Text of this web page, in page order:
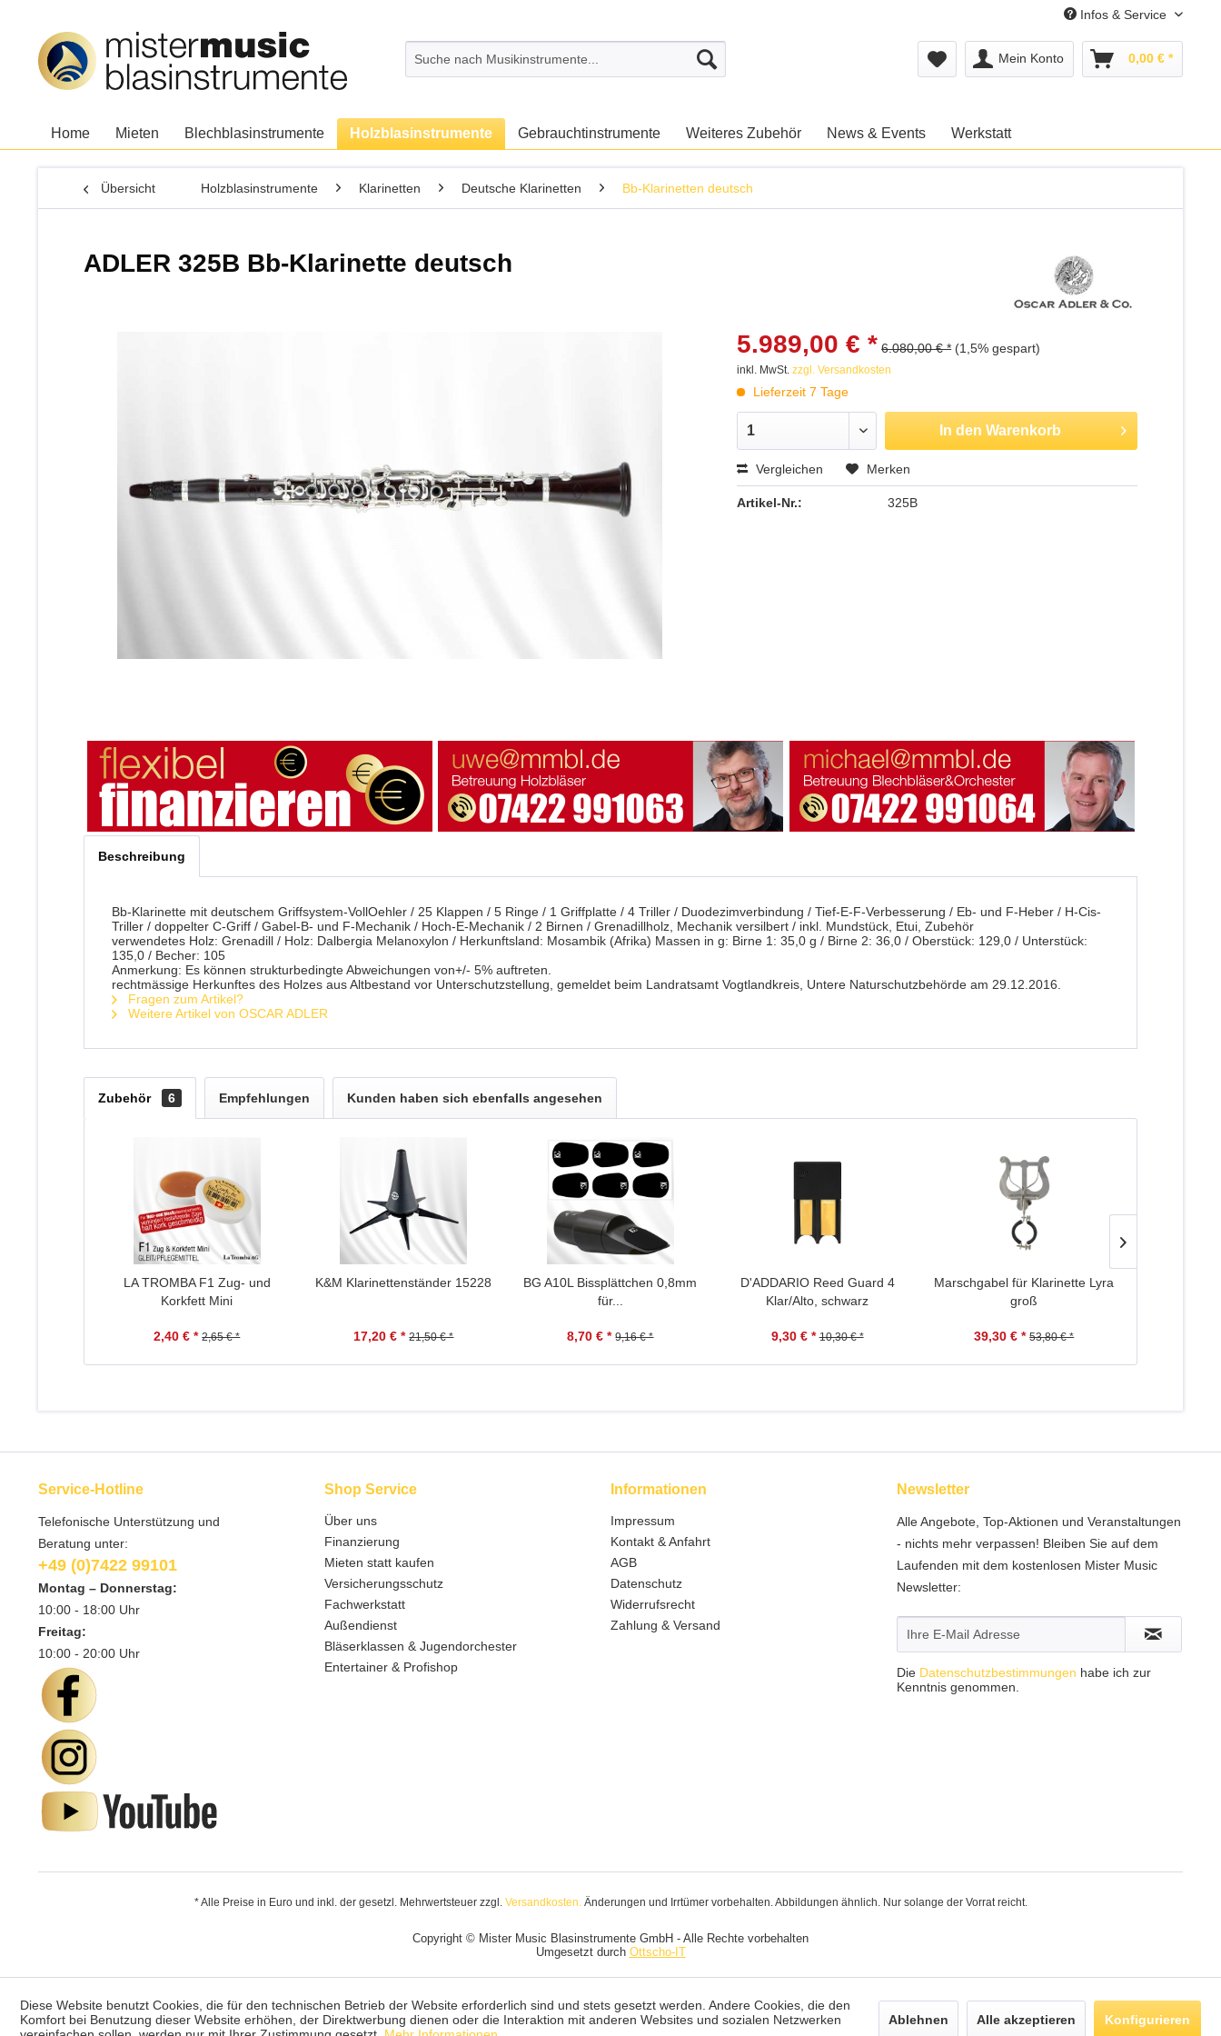
Infos & Service
Mein Konto 0,00 € *
Home Mieten Blechblasinstrumente Holzblasinstrumente Gebrauchtinstrumente Weiteres Zubehör News & Events Werkstatt
Übersicht Holzblasinstrumente Klarinetten Deutsche Klarinetten Bb-Klarinetten deutsch
ADLER 325B Bb-Klarinette deutsch
5.989,00 € * 6.080,00 € * (1,5% gespart)
inkl. MwSt.zzgl. Versandkosten
Lieferzeit 7 Tage
In den Warenkorb
Vergleichen Merken
Artikel-Nr.: 325B
Beschreibung
Bb-Klarinette mit deutschem Griffsystem-VollOehler / 25 Klappen / 5 Ringe / 1 Griffplatte / 4 Triller / Duodezimverbindung / Tief-E-F-Verbesserung / Eb- und F-Heber / H-Cis-
Triller / doppelter C-Griff / Gabel-B- und F-Mechanik / Hoch-E-Mechanik / 2 Birnen / Grenadillholz, Mechanik versilbert / inkl. Mundstück, Etui, Zubehör
verwendetes Holz: Grenadill / Holz: Dalbergia Melanoxylon / Herkunftsland: Mosambik (Afrika) Massen in g: Birne 1: 35,0 g / Birne 2: 36,0 / Oberstück: 129,0 / Unterstück:
135,0 / Becher: 105
Anmerkung: Es können strukturbedingte Abweichungen von+/- 5% auftreten.
rechtmässige Herkunftes des Holzes aus Altbestand vor Unterschutzstellung, gemeldet beim Landratsamt Vogtlandkreis, Untere Naturschutzbehörde am 29.12.2016.
Fragen zum Artikel?
Weitere Artikel von OSCAR ADLER
Zubehör 6 Empfehlungen Kunden haben sich ebenfalls angesehen
LA TROMBA F1 Zug- und
Korkfett Mini
2,40 € * 2,65 € *
K&M Klarinettenständer 15228
17,20 € * 21,50 € *
BG A10L Bissplättchen 0,8mm
für...
8,70 € * 9,16 € *
D'ADDARIO Reed Guard 4
Klar/Alto, schwarz
9,30 € * 10,30 € *
Marschgabel für Klarinette Lyra
groß
39,30 € * 53,80 € *
Service-Hotline
Telefonische Unterstützung und
Beratung unter:
+49 (0)7422 99101
Montag – Donnerstag:
10:00 - 18:00 Uhr
Freitag:
10:00 - 20:00 Uhr
Shop Service
Über uns
Finanzierung
Mieten statt kaufen
Versicherungsschutz
Fachwerkstatt
Außendienst
Bläserklassen & Jugendorchester
Entertainer & Profishop
Informationen
Impressum
Kontakt & Anfahrt
AGB
Datenschutz
Widerrufsrecht
Zahlung & Versand
Newsletter
Alle Angebote, Top-Aktionen und Veranstaltungen
- nichts mehr verpassen! Bleiben Sie auf dem
Laufenden mit dem kostenlosen Mister Music
Newsletter:
Die Datenschutzbestimmungen habe ich zur
Kenntnis genommen.
* Alle Preise in Euro und inkl. der gesetzl. Mehrwertsteuer zzgl. Versandkosten.Änderungen und Irrtümer vorbehalten. Abbildungen ähnlich. Nur solange der Vorrat reicht.
Copyright © Mister Music Blasinstrumente GmbH - Alle Rechte vorbehalten
Umgesetzt durch Ottscho-IT
Diese Website benutzt Cookies, die für den technischen Betrieb der Website erforderlich sind und stets gesetzt werden. Andere Cookies, die den
Komfort bei Benutzung dieser Website erhöhen, der Direktwerbung dienen oder die Interaktion mit anderen Websites und sozialen Netzwerken
Ablehnen Alle akzeptieren Konfigurieren